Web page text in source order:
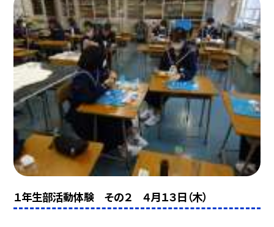
１年生部活動体験 その２ ４月１３日（木）